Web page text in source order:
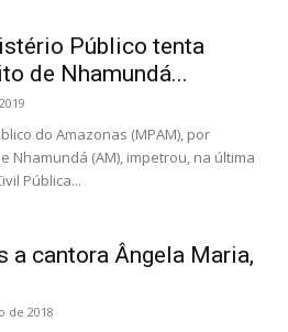
Público tenta
de Nhamundá...
do Amazonas (MPAM), por
Nhamundá (AM), impetrou, na última
Pública...
a cantora Ângela Maria,
de 2018